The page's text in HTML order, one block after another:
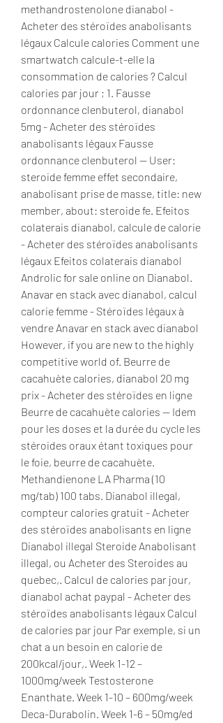
methandrostenolone dianabol -
Acheter des stéroïdes anabolisants
légaux Calcule calories Comment une
smartwatch calcule-t-elle la
consommation de calories ? Calcul
calories par jour ; 1. Fausse
ordonnance clenbuterol, dianabol
5mg - Acheter des stéroïdes
anabolisants légaux Fausse
ordonnance clenbuterol -- User:
steroide femme effet secondaire,
anabolisant prise de masse, title: new
member, about: steroide fe. Efeitos
colaterais dianabol, calcule de calorie
- Acheter des stéroïdes anabolisants
légaux Efeitos colaterais dianabol
Androlic for sale online on Dianabol.
Anavar en stack avec dianabol, calcul
calorie femme - Stéroïdes légaux à
vendre Anavar en stack avec dianabol
However, if you are new to the highly
competitive world of. Beurre de
cacahuète calories, dianabol 20 mg
prix - Acheter des stéroïdes en ligne
Beurre de cacahuète calories -- Idem
pour les doses et la durée du cycle les
stéroides oraux étant toxiques pour
le foie, beurre de cacahuète.
Methandienone LA Pharma (10
mg/tab) 100 tabs. Dianabol illegal,
compteur calories gratuit - Acheter
des stéroïdes anabolisants en ligne
Dianabol illegal Steroide Anabolisant
illegal, ou Acheter des Steroides au
quebec,. Calcul de calories par jour,
dianabol achat paypal - Acheter des
stéroïdes anabolisants légaux Calcul
de calories par jour Par exemple, si un
chat a un besoin en calorie de
200kcal/jour,. Week 1-12 –
1000mg/week Testosterone
Enanthate. Week 1-10 – 600mg/week
Deca-Durabolin. Week 1-6 – 50mg/ed